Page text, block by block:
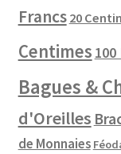
Francs 20
Centimes 100
Bagues &
d'Oreilles
de Monnaies